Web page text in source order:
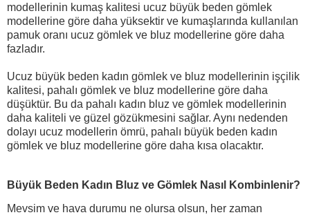
modellerinin kumaş kalitesi ucuz büyük beden gömlek
modellerine göre daha yüksektir ve kumaşlarında kullanılan
pamuk oranı ucuz gömlek ve bluz modellerine göre daha
fazladır.
Ucuz büyük beden kadın gömlek ve bluz modellerinin işçilik
kalitesi, pahalı gömlek ve bluz modellerine göre daha
düşüktür. Bu da pahalı kadın bluz ve gömlek modellerinin
daha kaliteli ve güzel gözükmesini sağlar. Aynı nedenden
dolayı ucuz modellerin ömrü, pahalı büyük beden kadın
gömlek ve bluz modellerine göre daha kısa olacaktır.
Büyük Beden Kadın Bluz ve Gömlek Nasıl Kombinlenir?
Mevsim ve hava durumu ne olursa olsun, her zaman